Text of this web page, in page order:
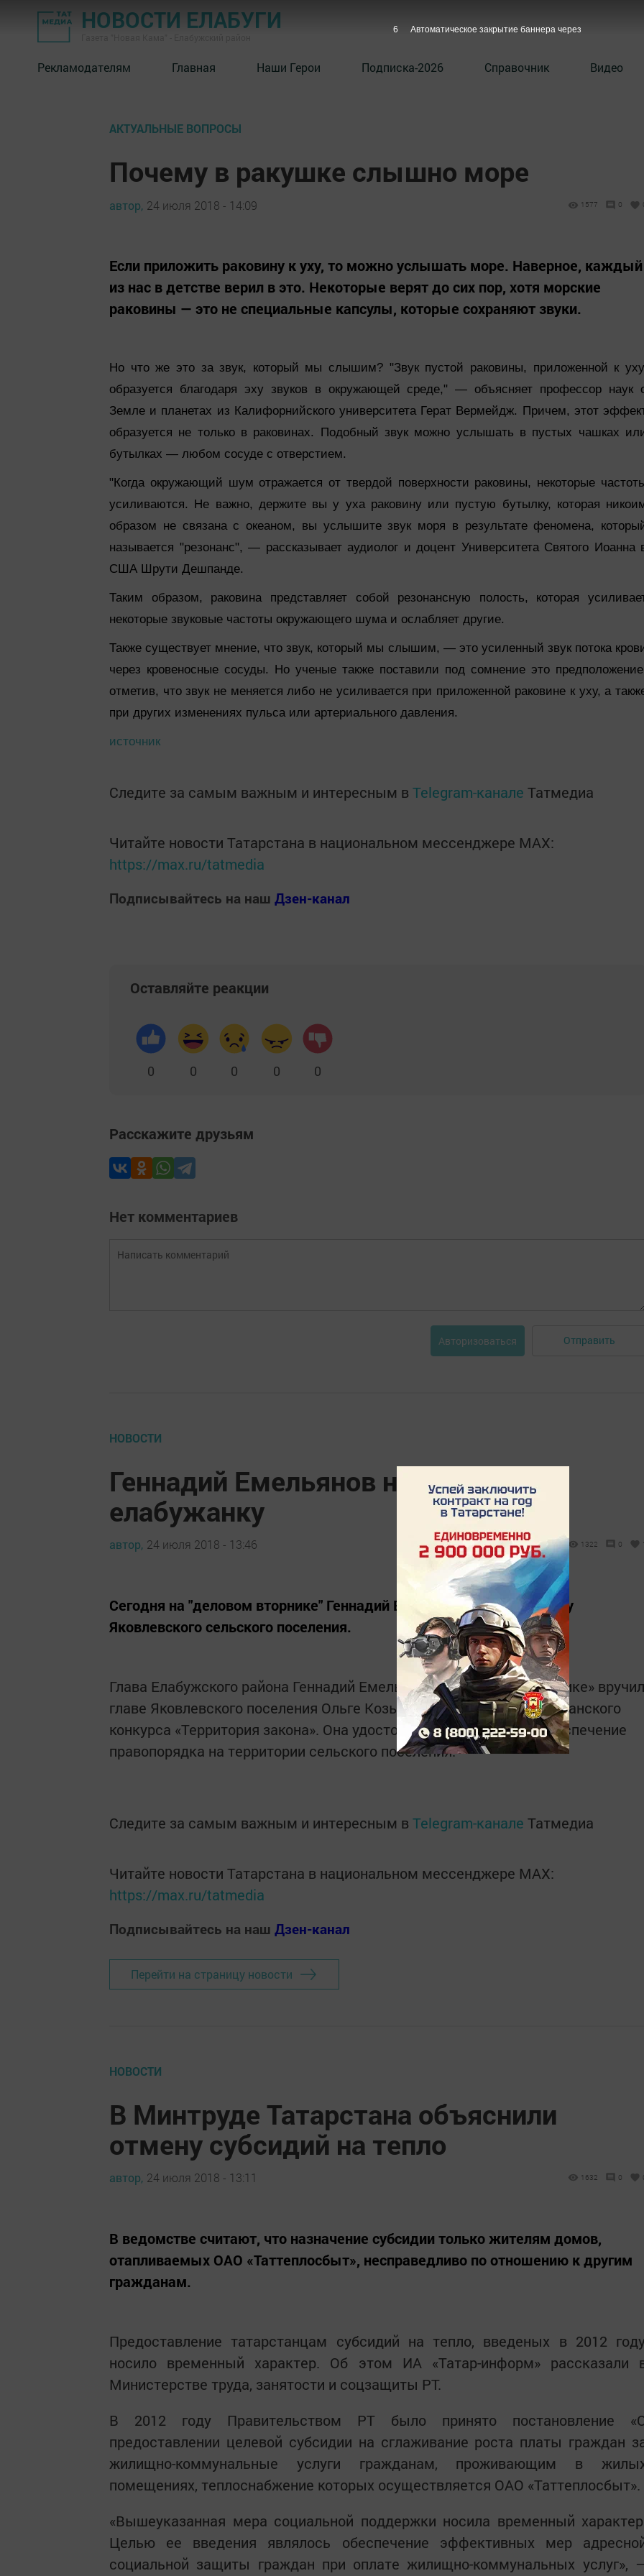
НОВОСТИ ЕЛАБУГИ
Рекламодателям Главная Наши Герои Подписка-2026 Справочник Видео
АКТУАЛЬНЫЕ ВОПРОСЫ
Почему в ракушке слышно море
автор, 24 июля 2018 - 14:09 1577 0
Если приложить раковину к уху, то можно услышать море. Наверное, каждый
из нас в детстве верил в это. Некоторые верят до сих пор, хотя морские
раковины — это не специальные капсулы, которые сохраняют звуки.
Но что же это за звук, который мы слышим? "Звук пустой раковины, приложенной к
образуется благодаря эху звуков в окружающей среде," — объясняет профессор наук
Земле и планетах из Калифорнийского университета Герат Вермейдж. Причем, этот
образуется не только в раковинах. Подобный звук можно услышать в пустых чашках
бутылках — любом сосуде с отверстием.
"Когда окружающий шум отражается от твердой поверхности раковины, некоторые
усиливаются. Не важно, держите вы у уха раковину или пустую бутылку, которая
образом не связана с океаном, вы услышите звук моря в результате феномена,
называется "резонанс", — рассказывает аудиолог и доцент Университета Святого Иоанна
США Шрути Дешпанде.
Таким образом, раковина представляет собой резонансную полость, которая
некоторые звуковые частоты окружающего шума и ослабляет другие.
Также существует мнение, что звук, который мы слышим, — это усиленный звук потока
через кровеносные сосуды. Но ученые также поставили под сомнение это
отметив, что звук не меняется либо не усиливается при приложенной раковине к уху, а
при других изменениях пульса или артериального давления.
источник
Следите за самым важным и интересным в Telegram-канале Татмедиа
Читайте новости Татарстана в национальном мессенджере MАХ:
https://max.ru/tatmedia
Подписывайтесь на наш Дзен-канал
Оставляйте реакции
0 0 0 0 0
Расскажите друзьям
Нет комментариев
Авторизоваться Отправить
НОВОСТИ
Геннадий Емельянов наградил
елабужанку
автор, 24 июля 2018 - 13:46 1322 0
Сегодня на "деловом вторнике" Геннадий Емельянов наградил главу
Яковлевского сельского поселения.
Глава Елабужского района Геннадий Емельянов на «деловом вторнике» вручил
главе Яковлевского поселения Ольге Козыревой диплом республиканского
конкурса «Территория закона». Она удостоена этой награды за обеспечение
правопорядка на территории сельского поселения.
Следите за самым важным и интересным в Telegram-канале Татмедиа
Читайте новости Татарстана в национальном мессенджере MАХ:
https://max.ru/tatmedia
Подписывайтесь на наш Дзен-канал
Перейти на страницу новости
НОВОСТИ
В Минтруде Татарстана объяснили
отмену субсидий на тепло
автор, 24 июля 2018 - 13:11 1632 0
В ведомстве считают, что назначение субсидии только жителям домов,
отапливаемых ОАО «Таттеплосбыт», несправедливо по отношению к другим
гражданам.
Предоставление татарстанцам субсидий на тепло, введеных в 2012
носило временный характер. Об этом ИА «Татар-информ» рассказали
Министерстве труда, занятости и соцзащиты РТ.
В 2012 году Правительством РТ было принято постановление
предоставлении целевой субсидии на сглаживание роста платы граждан
жилищно-коммунальные услуги гражданам, проживающим в
помещениях, теплоснабжение которых осуществляется ОАО «Таттеплосбыт».
«Вышеуказанная мера социальной поддержки носила временный
Целью ее введения являлось обеспечение эффективных мер
социальной защиты граждан при оплате жилищно-коммунальных услуг»,
5 Автоматическое закрытие баннера через